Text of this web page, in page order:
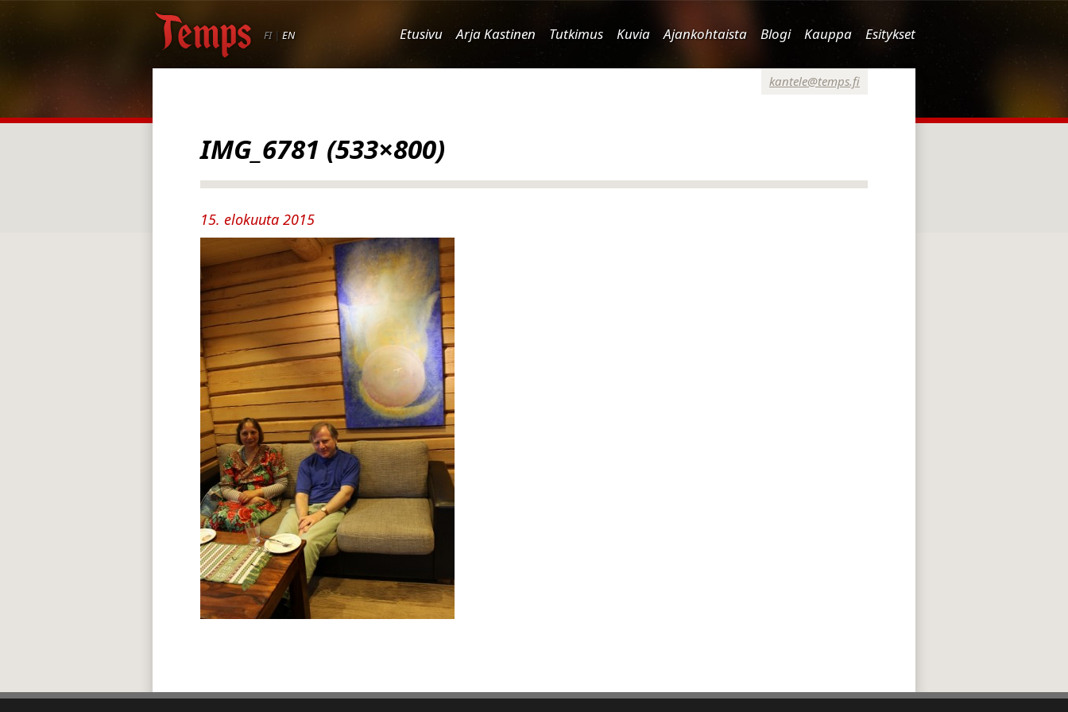
FI| EN Etusivu Arja Kastinen Tutkimus Kuvia Ajankohtaista Blogi Kauppa Esitykset
kantele@temps.fi
IMG_6781 (533×800)
15. elokuuta 2015